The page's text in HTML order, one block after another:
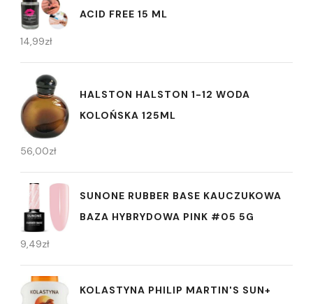
ACID FREE 15 ML
14,99zł
HALSTON HALSTON 1-12 WODA
KOLOŃSKA 125ML
56,00zł
SUNONE RUBBER BASE KAUCZUKOWA
BAZA HYBRYDOWA PINK #05 5G
9,49zł
KOLASTYNA PHILIP MARTIN'S SUN+